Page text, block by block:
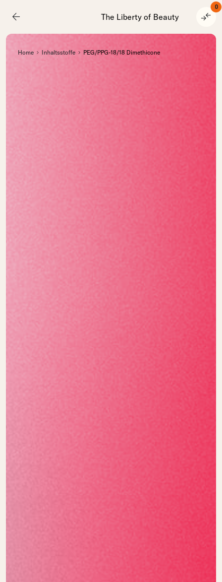
arrow_back The Liberty of Beauty compare_arrows
0
Home Inhaltsstoffe PEG/PPG-18/18 Dimethicone